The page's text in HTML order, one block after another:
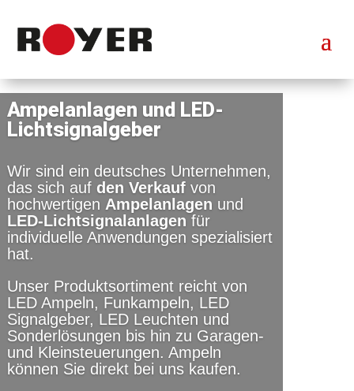
Ampelanlagen und LED-
Lichtsignalgeber
Wir sind ein deutsches Unternehmen,
das sich auf den Verkaufvon
hochwertigen Ampelanlagen und
LED-Lichtsignalanlagen für
individuelle Anwendungen spezialisiert
hat.
Unser Produktsortiment reicht von
LED Ampeln, Funkampeln, LED
Signalgeber, LED Leuchten und
Sonderlösungen bis hin zu Garagen-
und Kleinsteuerungen. Ampeln
können Sie direkt bei uns kaufen.